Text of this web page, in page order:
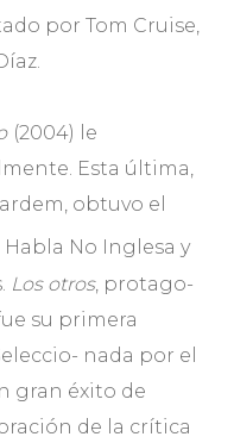
por Tom Cruise,
(2004) le
Esta última,
obtuvo el
No Inglesa y
Los otros, protago-
su primera
nada por el
gran éxito de
de la crítica